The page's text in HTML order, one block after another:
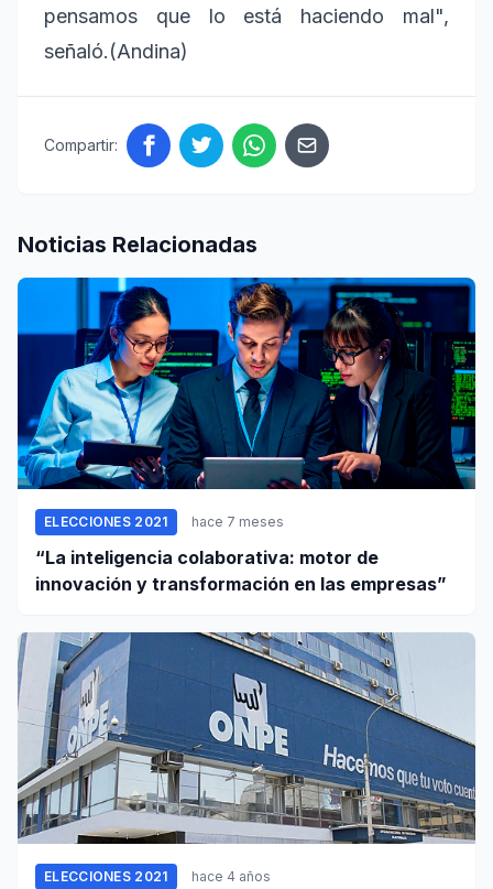
pensamos que lo está haciendo mal",
señaló.(Andina)
Compartir:
Noticias Relacionadas
ELECCIONES 2021 hace 7 meses
“La inteligencia colaborativa: motor de
innovación y transformación en las empresas”
ELECCIONES 2021 hace 4 años